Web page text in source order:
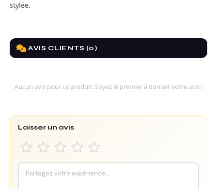
stylée.
AVIS CLIENTS (0)
Aucun avis pour ce produit. Soyez le premier à donner votre avis !
Laisser un avis